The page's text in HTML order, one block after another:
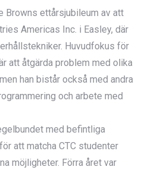
Browns ettårsjubileum av att
Americas Inc. i Easley, där
Huvudfokus för
att åtgärda problem med olika
han bistår också med andra
och arbete med
med befintliga
att matcha CTC studenter
möjligheter. Förra året var